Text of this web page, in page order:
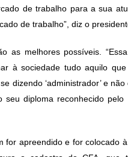
de trabalho para a sua
de trabalho”, diz o
as melhores possíveis.
à sociedade tudo aquilo
dizendo ‘administrador’ e
diploma reconhecido
for apreendido e for colocado